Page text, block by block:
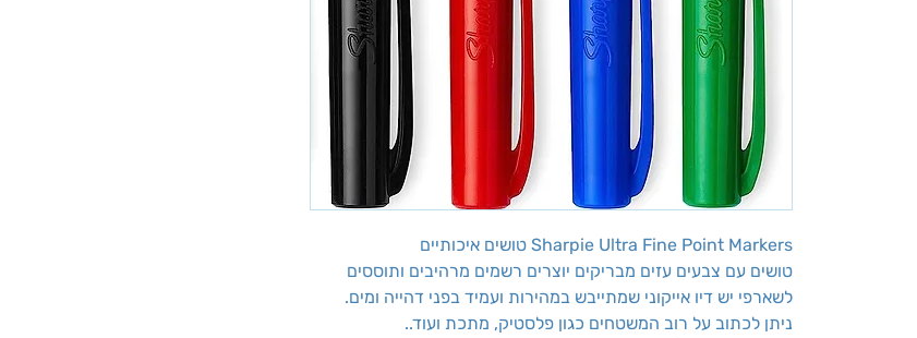
Sharpie Ultra Fine Point Markers טושים איכותיים
טושים עם צבעים עזים מבריקים יוצרים רשמים מרהיבים ותוססים
לשארפי יש דיו אייקוני שמתייבש במהירות ועמיד בפני דהייה ומים.
ניתן לכתוב על רוב המשטחים כגון פלסטיק, מתכת ועוד..